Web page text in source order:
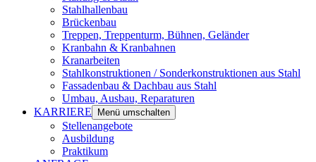
Stahlhallenbau
Brückenbau
Treppen, Treppenturm, Bühnen, Geländer
Kranbahn & Kranbahnen
Kranarbeiten
Stahlkonstruktionen / Sonderkonstruktionen aus Stahl
Fassadenbau & Dachbau aus Stahl
Umbau, Ausbau, Reparaturen
KARRIERE
Menü umschalten
Stellenangebote
Ausbildung
Praktikum